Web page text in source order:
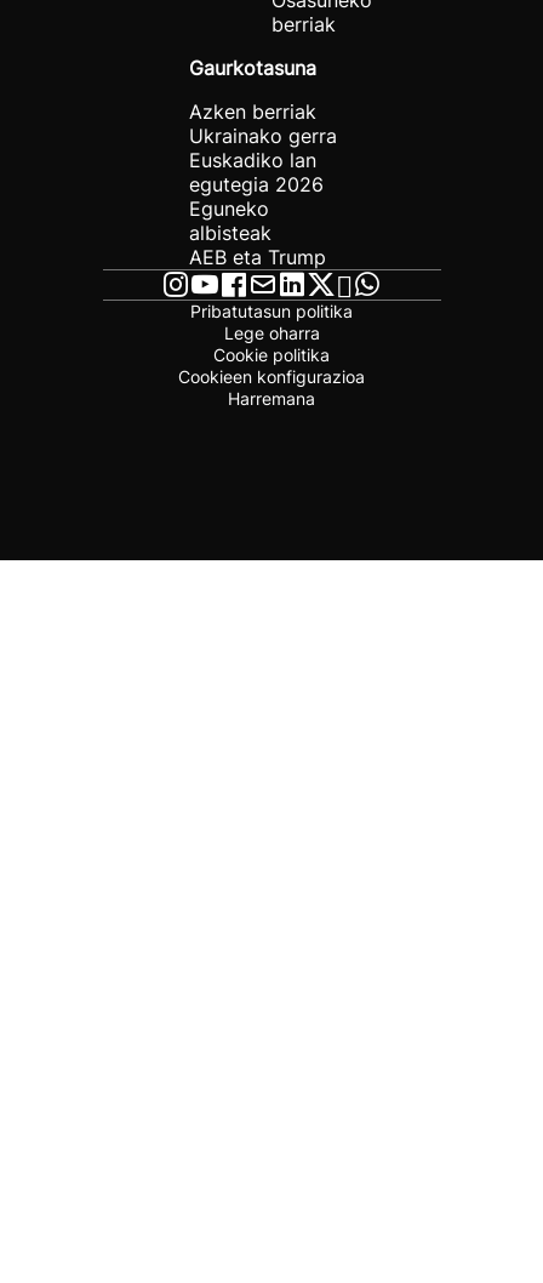
berriak
Gaurkotasuna
Azken berriak
Ukrainako gerra
Euskadiko lan
egutegia 2026
Eguneko
albisteak
AEB eta Trump
Pribatutasun politika
Lege oharra
Cookie politika
Cookieen konfigurazioa
Harremana